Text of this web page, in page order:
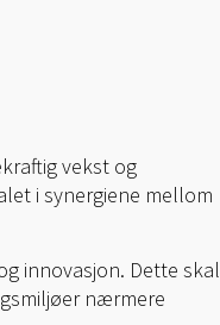
vekst og
i synergiene mellom
innovasjon. Dette skal
nærmere